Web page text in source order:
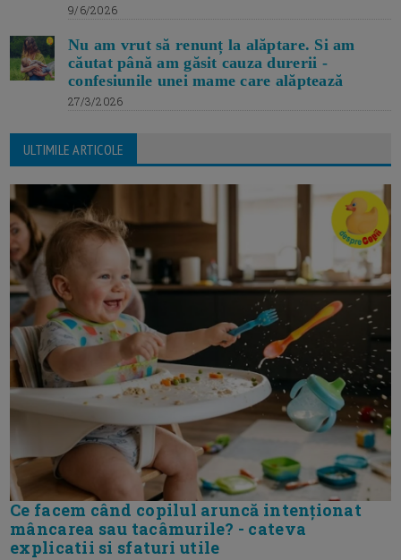
9/6/2026
Nu am vrut să renunț la alăptare. Si am
căutat până am găsit cauza durerii -
confesiunile unei mame care alăptează
27/3/2026
ULTIMILE ARTICOLE
Ce facem când copilul aruncă intenționat
mâncarea sau tacâmurile? - cateva
explicatii si sfaturi utile